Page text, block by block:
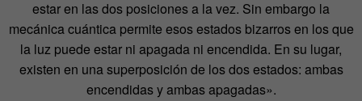
estar en las dos posiciones a la vez. Sin embargo la
mecánica cuántica permite esos estados bizarros en los que
la luz puede estar ni apagada ni encendida. En su lugar,
existen en una superposición de los dos estados: ambas
encendidas y ambas apagadas».